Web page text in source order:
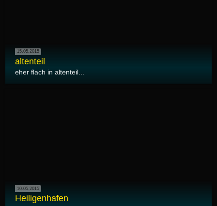
15.05.2015
altenteil
eher flach in altenteil...
10.05.2015
Heiligenhafen